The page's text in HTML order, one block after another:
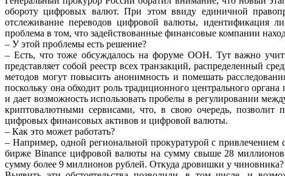
обороту цифровых валют. При этом ввиду единичной
отслеживание переводов цифровой валюты, идентификация
проблема в том, что задействованные финансовые компании
– У этой проблемы есть решение?
– Есть, что тоже обсуждалось на форуме ООН. Тут важно
представляет собой реестр всехтранзакций, распределенный
методов могут повысить анонимность и помешать
поскольку она обходит роль традиционного центрального
и дает возможность использовать пробелы в регулировании
криптовалютными сервисами, что,в свою очередь, позволит
цифровых финансовых активов и цифровой валюты.
– Как это может работать?
– Например, одной региональной прокуратурой с привлечением
бирже Binance цифровойвалюты на сумму свыше 28
сумму более 9 миллионов рублей. Откуда дровишки у чиновника?